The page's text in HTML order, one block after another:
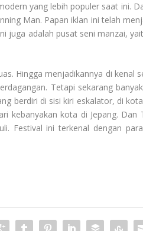
yang lebih populer saat ini.
Man. Papan iklan ini telah
juga adalah pusat seni manzai,
Hingga menjadikannya di kenal
Tetapi sekarang
berdiri di sisi kiri eskalator, di
kebanyakan kota di Jepang. Dan
Festival ini terkenal dengan